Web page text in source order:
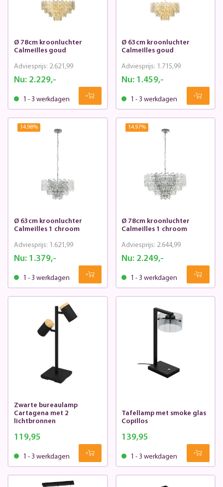
Ø 78cm kroonluchter
Calmeilles goud
Nu:2.229,-
Adviesprijs: 2.621,99
1 - 3 werkdagen
Ø 63cm kroonluchter
Calmeilles goud
Nu: 1.459,-
Adviesprijs: 1.715,99
1 - 3 werkdagen
14.98%
Ø 63cm kroonluchter
Calmeilles 1 chroom
Nu:1.379,-
Adviesprijs: 1.621,99
1 - 3 werkdagen
14.97%
Ø 78cm kroonluchter
Calmeilles 1 chroom
Nu: 2.249,-
Adviesprijs: 2.644,99
1 - 3 werkdagen
Zwarte bureaulamp
Cartagena met 2
lichtbronnen
119,95
1 - 3 werkdagen
Tafellamp met smoke glas
Copillos
139,95
1 - 3 werkdagen